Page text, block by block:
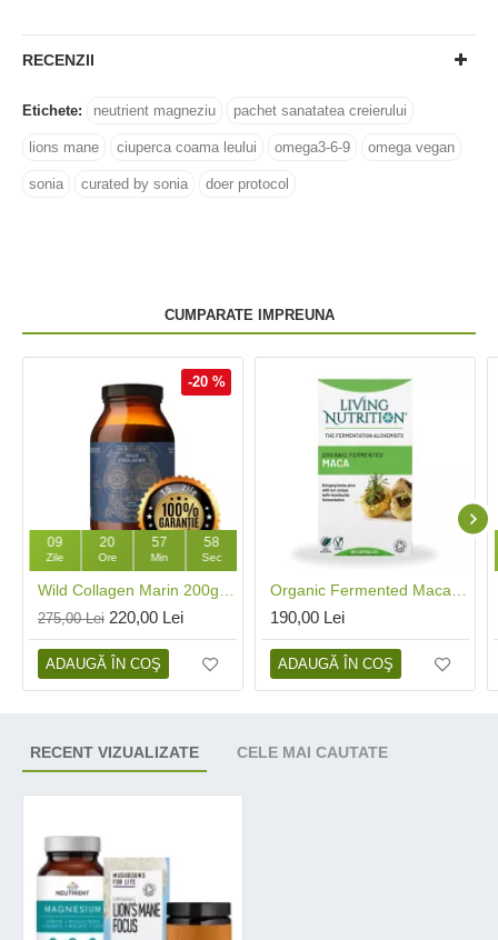
RECENZII
Etichete: neutrient magneziu pachet sanatatea creierului
lions mane ciuperca coama leului omega3-6-9 omega vegan
sonia curated by sonia doer protocol
CUMPARATE IMPREUNA
-20 %
09
Zile
20
Ore
57
Min
57
Sec
275,00 Lei 220,00 Lei
ADAUGĂ ÎN COŞ
190,00 Lei
ADAUGĂ ÎN COŞ
RECENT VIZUALIZATE CELE MAI CAUTATE